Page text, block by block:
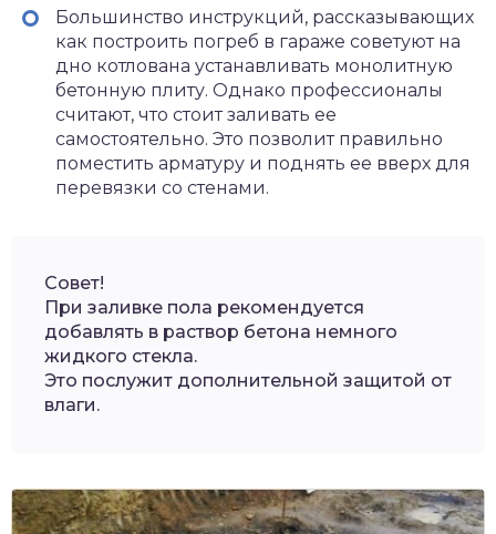
Большинство инструкций, рассказывающих
как построить погреб в гараже советуют на
дно котлована устанавливать монолитную
бетонную плиту. Однако профессионалы
считают, что стоит заливать ее
самостоятельно. Это позволит правильно
поместить арматуру и поднять ее вверх для
перевязки со стенами.
Совет!
При заливке пола рекомендуется
добавлять в раствор бетона немного
жидкого стекла.
Это послужит дополнительной защитой от
влаги.